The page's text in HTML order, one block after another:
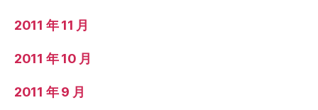
2011 年 11 月
2011 年 10 月
2011 年 9 月